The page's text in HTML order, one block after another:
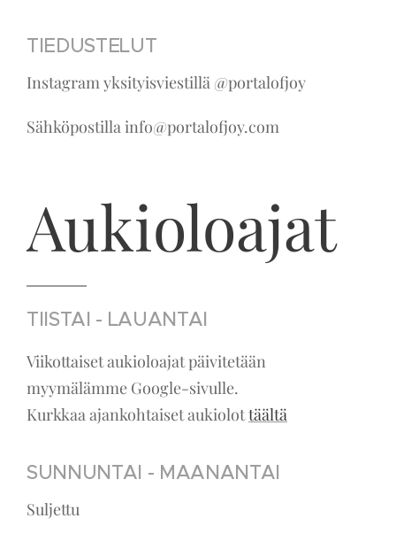
TIEDUSTELUT
Instagram yksityisviestillä @portalofjoy
Sähköpostilla info@portalofjoy.com
Aukioloajat
TIISTAI - LAUANTAI
Viikottaiset aukioloajat päivitetään
myymälämme Google-sivulle.
Kurkkaa ajankohtaiset aukiolottäältä
SUNNUNTAI - MAANANTAI
Suljettu